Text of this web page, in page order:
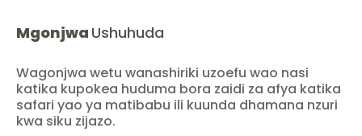
Mgonjwa Ushuhuda
Wagonjwa wetu wanashiriki uzoefu wao nasi
katika kupokea huduma bora zaidi za afya katika
safari yao ya matibabu ili kuunda dhamana nzuri
kwa siku zijazo.